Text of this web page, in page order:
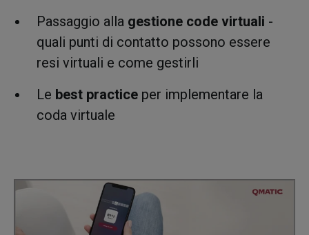
Passaggio alla gestione code virtuali -
quali punti di contatto possono essere
resi virtuali e come gestirli
Le best practice per implementare la
coda virtuale